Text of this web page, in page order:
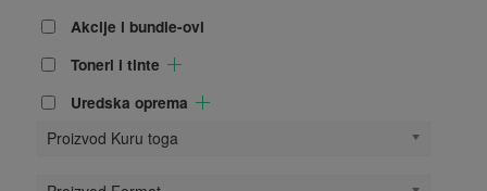
Akcije i bundle-ovi
Toneri i tinte
Uredska oprema
Proizvod Kuru toga